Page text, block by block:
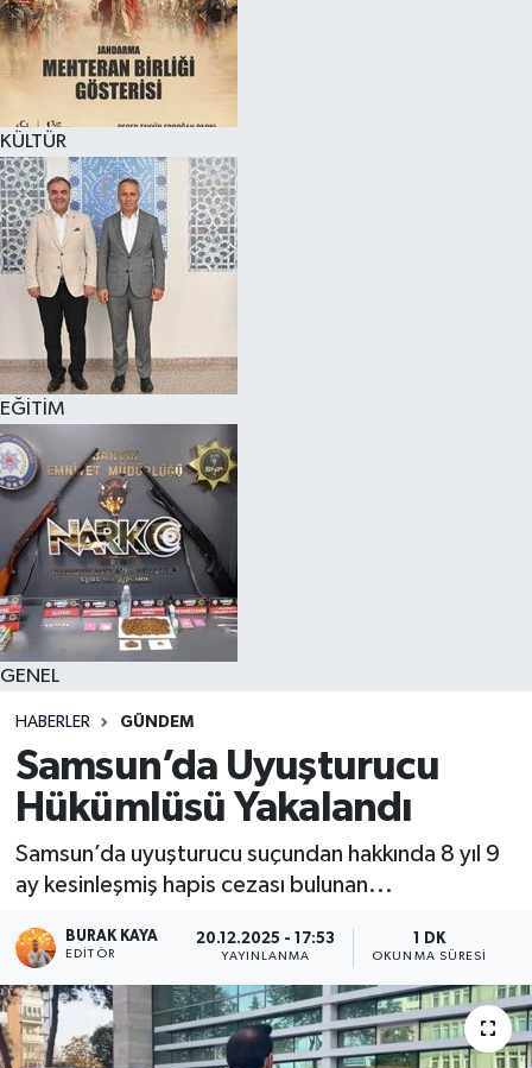
KÜLTÜR
EĞİTİM
GENEL
HABERLER GÜNDEM
Samsun’da Uyuşturucu
Hükümlüsü Yakalandı
Samsun’da uyuşturucu suçundan hakkında 8 yıl 9
ay kesinleşmiş hapis cezası bulunan...
BURAK KAYA
EDITÖR
20.12.2025 - 17:53
YAYINLANMA
1 DK
OKUNMA SÜRESI
KÜLTÜR SANAT
MAGAZİN
SAĞLIK
SİYASET
SPOR
TEKNOLOJİ
VİZYONDAKİLER
YAŞAM